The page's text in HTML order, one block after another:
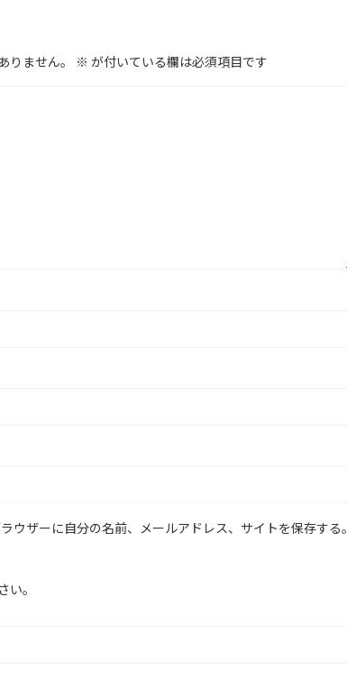
りません。 ※ が付いている欄は必須項目です
ウザーに自分の名前、メールアドレス、サイトを保存する。
。